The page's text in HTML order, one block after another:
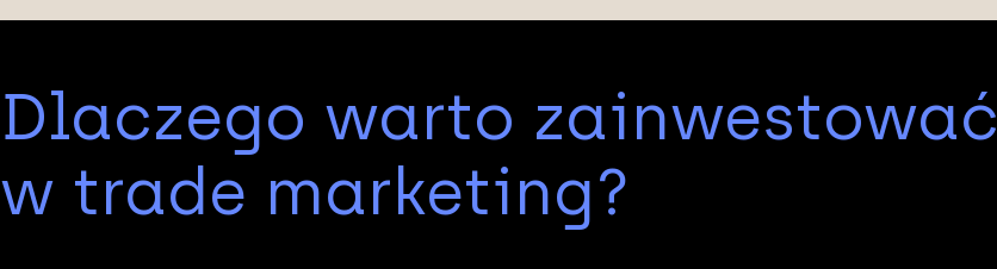
Dlaczego warto zainwestować
w trade marketing?